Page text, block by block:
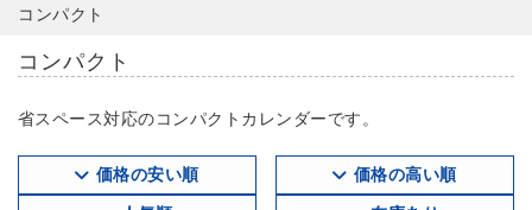
コンパクト
コンパクト
省スペース対応のコンパクトカレンダーです。
価格の安い順 価格の高い順